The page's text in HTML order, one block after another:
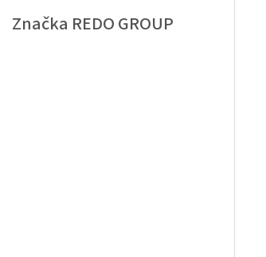
Značka REDO GROUP